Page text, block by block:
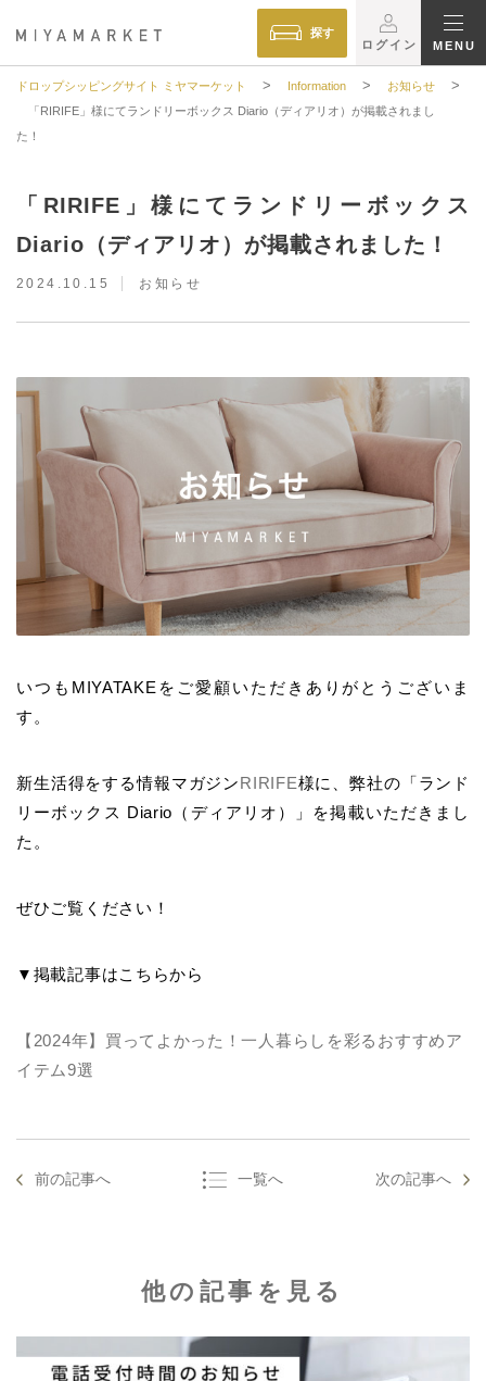
探す
ログイン
MENU
ドロップシッピングサイト ミヤマーケット > Information > お知らせ >
「RIRIFE」様にてランドリーボックス Diario（ディアリオ）が掲載されまし
た！
「RIRIFE」様にてランドリーボックス
Diario（ディアリオ）が掲載されました！
2024.10.15 お知らせ
いつもMIYATAKEをご愛顧いただきありがとうございま
す。
新生活得をする情報マガジンRIRIFE様に、弊社の「ランド
リーボックス Diario（ディアリオ）」を掲載いただきまし
た。
ぜひご覧ください！
▼掲載記事はこちらから
【2024年】買ってよかった！一人暮らしを彩るおすすめア
イテム9選
前の記事へ 一覧へ 次の記事へ
他の記事を見る